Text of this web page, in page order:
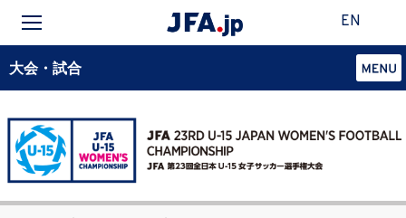
EN
大会・試合